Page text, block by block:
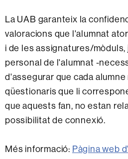
La UAB garanteix la
valoracions que l'alumnat
i de les assignatures/
personal de l'alumnat -
d'assegurar que cada
qüestionaris que li
que aquests fan, no estan
possibilitat de connexió.
Més informació: Pàgina web